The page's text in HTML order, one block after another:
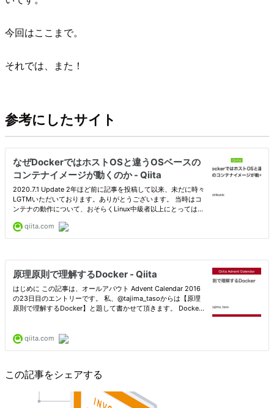
今回はここまで。
それでは、また！
参考にしたサイト
この記事をシェアする